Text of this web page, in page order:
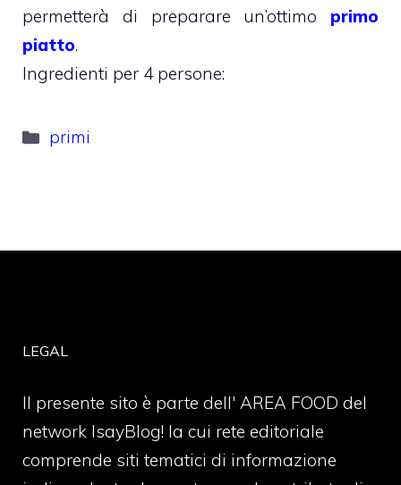
permetterà di preparare un’ottimo primo
piatto.
Ingredienti per 4 persone:
Categorie
primi
LEGAL
Il presente sito è parte dell' AREA FOOD del
network IsayBlog! la cui rete editoriale
comprende siti tematici di informazione